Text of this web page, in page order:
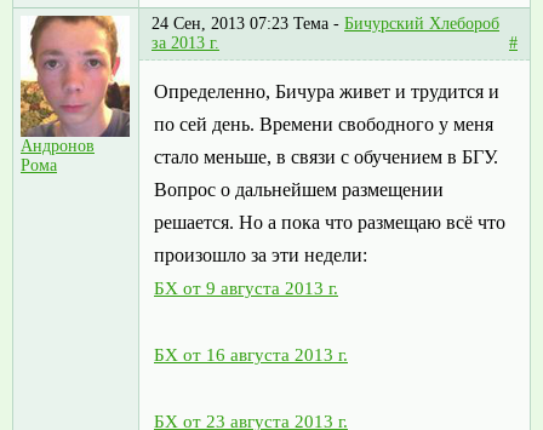
Андронов
Рома
24 Сен, 2013 07:23 Тема - Бичурский Хлебороб
за 2013 г.
#
Определенно, Бичура живет и трудится и
по сей день. Времени свободного у меня
стало меньше, в связи с обучением в БГУ.
Вопрос о дальнейшем размещении
решается. Но а пока что размещаю всё что
произошло за эти недели:
БХ от 9 августа 2013 г.
БХ от 16 августа 2013 г.
БХ от 23 августа 2013 г.